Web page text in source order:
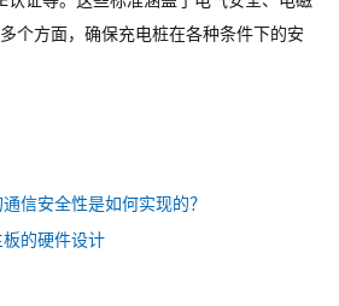
个方面，确保充电桩在各种条件下的安
信安全性是如何实现的？
的硬件设计